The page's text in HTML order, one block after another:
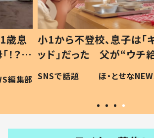
歳息
？」
編集部
小1から不登校、息子は「
ッド」だった 父が“ウチ
作り続ける理由とは #令
#令和の子
SNSで話題 ほ・とせな